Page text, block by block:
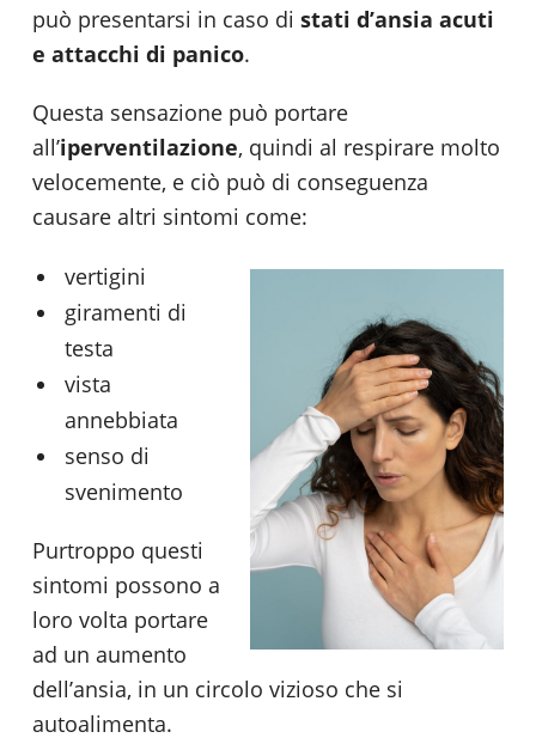
può presentarsi in caso di stati d’ansia acuti
e attacchi di panico.
Questa sensazione può portare
all’iperventilazione, quindi al respirare molto
velocemente, e ciò può di conseguenza
causare altri sintomi come:
vertigini
giramenti di
testa
vista
annebbiata
senso di
svenimento
Purtroppo questi
sintomi possono a
loro volta portare
ad un aumento
dell’ansia, in un circolo vizioso che si
autoalimenta.